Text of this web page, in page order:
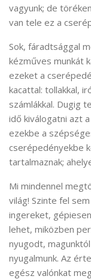
vagyunk; de
van tele ez a
Sok, fáradtsággal
kézműves munkát
ezeket a
kacattal: tollakkal,
számlákkal. Dugig
idő kiválogatni azt
ezekbe a
cserépedényekbe
tartalmaznak;
Mi mindennel
világ! Szinte fel
ingereket,
lehet, miközben
nyugodt,
nyugalmunk. Az
egész valónkat